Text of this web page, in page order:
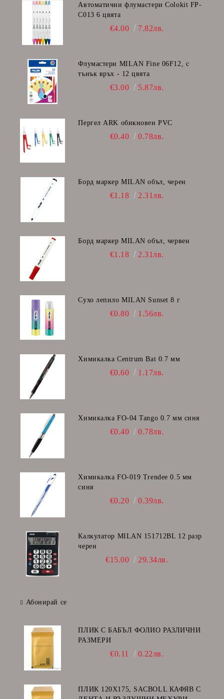
Автоматични флумастери Colokit FP-
C013 6 цвята
€4.00 7.82лв.
Флумастери MILAN Fine 06F12, с
тънък връх - 12 цвята
€3.00 5.87лв.
Пергел ARK обикновен PVC
€0.40 0.78лв.
Борд маркер MILAN объл, черен
€1.18 2.31лв.
Борд маркер MILAN объл, червен
€1.18 2.31лв.
Сухо лепило MILAN Sunset 8 г
€0.80 1.56лв.
Химикалка Centrum Bat 0.7 мм
€0.60 1.17лв.
Химикалка FO-04 Tango 0.7 мм синя
€0.40 0.78лв.
Химикалка FO-019 Trendee 0.5 мм
синя
€0.20 0.39лв.
Калкулатор MILAN 151712BL 12 разр
черен
€15.00 29.34лв.
Абонирай се
ПЛИК С БАБЪЛ ФОЛИО РАЗЛИЧНИ
РАЗМЕРИ
€0.11 0.22лв.
ПЛИК 120Х175, SACBOLL КАФЯВ С